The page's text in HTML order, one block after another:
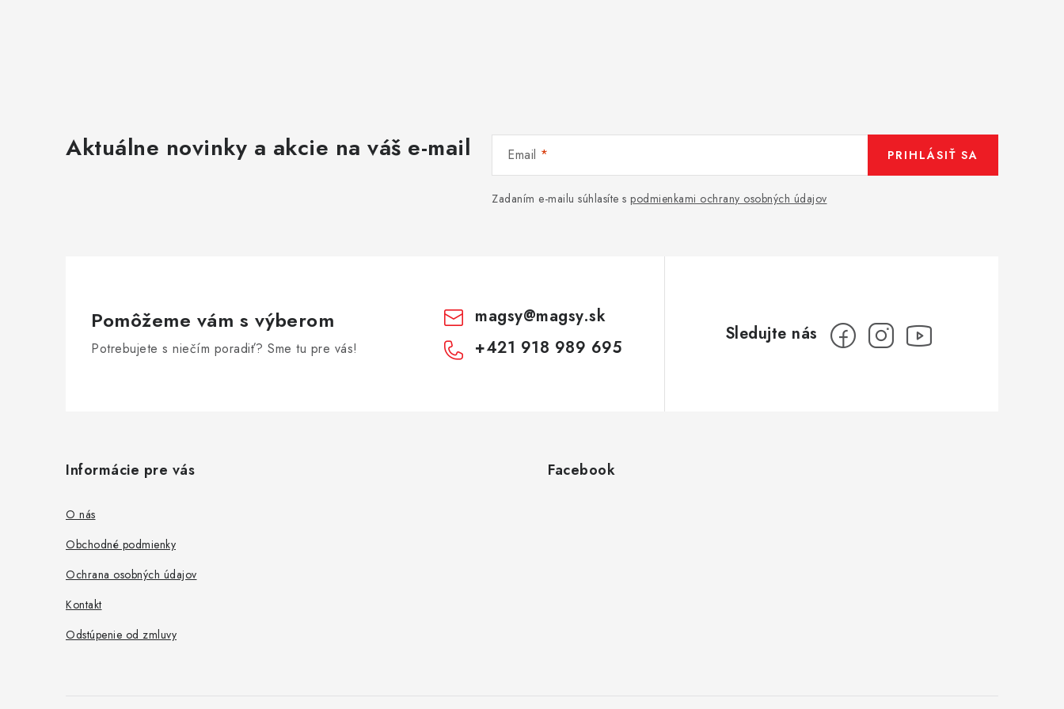
Aktuálne novinky a akcie na váš e-mail Email
Zadaním e-mailu súhlasíte s podmienkami ochrany osobných údajov
PRIHLÁSIŤ SA
Pomôžeme vám s výberom
Potrebujete s niečím poradiť? Sme tu pre vás!
magsy@magsy.sk
+421 918 989 695
Informácie pre vás
O nás
Obchodné podmienky
Ochrana osobných údajov
Kontakt
Odstúpenie od zmluvy
Facebook